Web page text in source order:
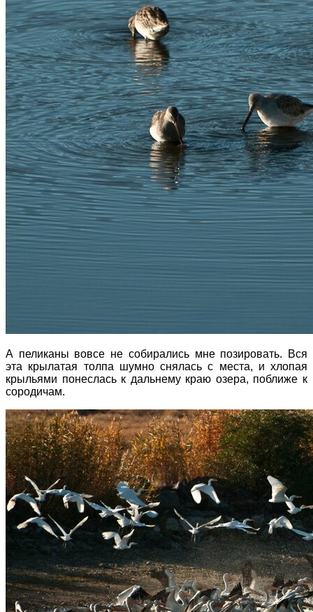
А пеликаны вовсе не собирались мне позировать. Вся
эта крылатая толпа шумно снялась с места, и хлопая
крыльями понеслась к дальнему краю озера, поближе к
сородичам.